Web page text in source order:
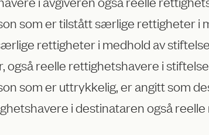
som er tilstått særlige rettigheter i
rettigheter i medhold av
også reelle rettighetshavere i
som er uttrykkelig, er angitt som
i destinataren også